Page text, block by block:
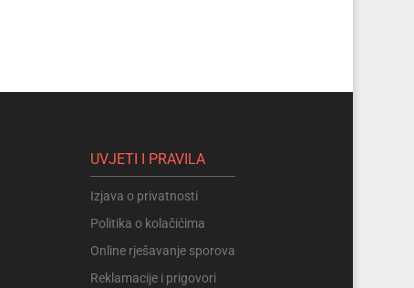
UVJETI I PRAVILA
Izjava o privatnosti
Politika o kolačićima
Online rješavanje sporova
Reklamacije i prigovori